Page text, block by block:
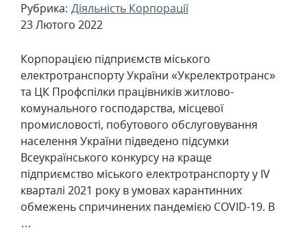
Рубрика: Діяльність Корпорації
23 Лютого 2022
Корпорацією підприємств міського
електротранспорту України «Укрелектротранс»
та ЦК Профспілки працівників житлово-
комунального господарства, місцевої
промисловості, побутового обслуговування
населення України підведено підсумки
Всеукраїнського конкурсу на краще
підприємство міського електротранспорту у ІV
кварталі 2021 року в умовах карантинних
обмежень спричинених пандемією COVID-19. В
…